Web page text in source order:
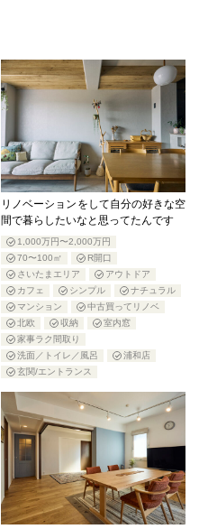
リノベーションをして自分の好きな空
間で暮らしたいなと思ってたんです
1,000万円〜2,000万円
70〜100㎡
R開口
さいたまエリア
アウトドア
カフェ
シンプル
ナチュラル
マンション
中古買ってリノベ
北欧
収納
室内窓
家事ラク間取り
洗面／トイレ／風呂
浦和店
玄関/エントランス